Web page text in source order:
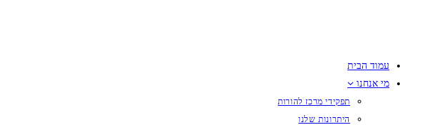
עמוד הבית
מי אנחנו
תפקידי מרכז להורות
היתרונות שלנו